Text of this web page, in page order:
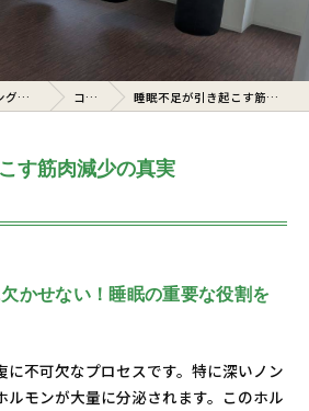
愛知県名古屋のボクシングジムならcerto コラム 睡眠不足が引き起こす筋肉減少の真実
す筋肉減少の真実
かせない！睡眠の重要な役割を
に不可欠なプロセスです。特に深いノン
ルモンが大量に分泌されます。このホル